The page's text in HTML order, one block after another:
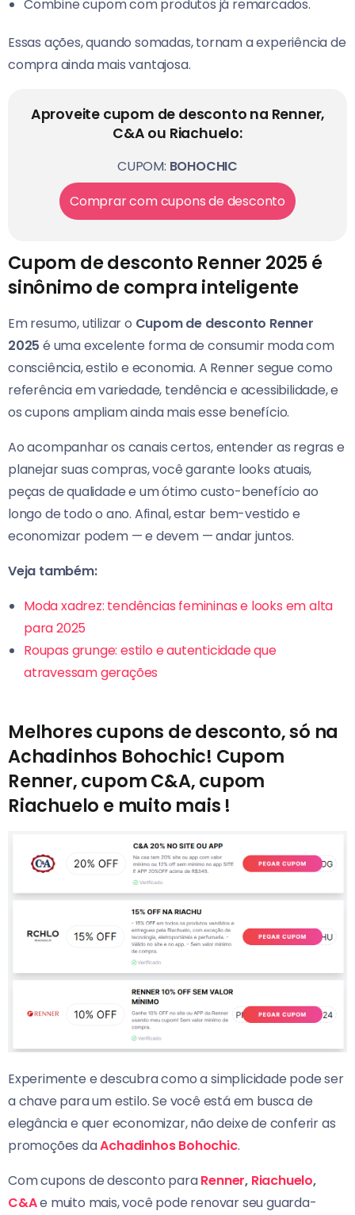
Combine cupom com produtos já remarcados.
Essas ações, quando somadas, tornam a experiência de
compra ainda mais vantajosa.
Aproveite cupom de desconto na Renner,
C&A ou Riachuelo:
CUPOM: BOHOCHIC
Comprar com cupons de desconto
Cupom de desconto Renner 2025 é
sinônimo de compra inteligente
Em resumo, utilizar o Cupom de desconto Renner
2025 é uma excelente forma de consumir moda com
consciência, estilo e economia. A Renner segue como
referência em variedade, tendência e acessibilidade, e
os cupons ampliam ainda mais esse benefício.
Ao acompanhar os canais certos, entender as regras e
planejar suas compras, você garante looks atuais,
peças de qualidade e um ótimo custo-benefício ao
longo de todo o ano. Afinal, estar bem-vestido e
economizar podem — e devem — andar juntos.
Veja também:
Moda xadrez: tendências femininas e looks em alta
para 2025
Roupas grunge: estilo e autenticidade que
atravessam gerações
Melhores cupons de desconto, só na
Achadinhos Bohochic! Cupom
Renner, cupom C&A, cupom
Riachuelo e muito mais !
Experimente e descubra como a simplicidade pode ser
a chave para um estilo. Se você está em busca de
elegância e quer economizar, não deixe de conferir as
promoções daAchadinhos Bohochic.
Com cupons de desconto paraRenner, Riachuelo,
C&Ae muito mais, você pode renovar seu guarda-